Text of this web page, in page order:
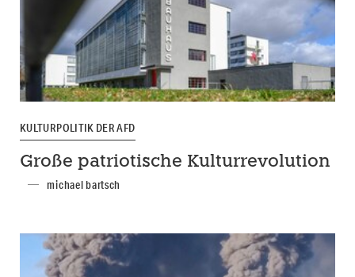
KULTURPOLITIK DER AFD
Große patriotische Kulturrevolution
michael bartsch